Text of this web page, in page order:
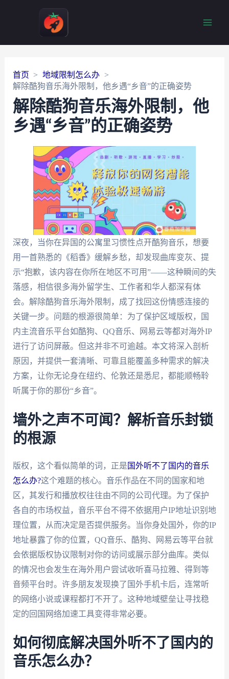
首页
地域限制怎么办
解除酷狗音乐海外限制，他乡遇“乡音”的正确姿势
解除酷狗音乐海外限制，他
乡遇“乡音”的正确姿势
深夜，当你在异国的公寓里习惯性点开酷狗音乐，想要
用一首熟悉的《稻香》缓解乡愁，却发现曲库变灰、提
示“抱歉，该内容在你所在地区不可用”——这种瞬间的失
落感，相信很多海外留学生、工作者和华人都深有体
会。解除酷狗音乐海外限制，成了找回这份情感连接的
关键一步。问题的根源很简单：为了保护区域版权，国
内主流音乐平台如酷狗、QQ音乐、网易云等都对海外IP
进行了访问屏蔽。但这并非不可逾越。本文将深入剖析
原因，并提供一套清晰、可靠且能覆盖多种需求的解决
方案，让你无论身在纽约、伦敦还是悉尼，都能顺畅聆
听属于你的那份“乡音”。
墙外之声不可闻？解析音乐封锁
的根源
版权，这个看似简单的词，正是 国外听不了国内的音乐
怎么办?这个难题的核心。音乐作品在不同的国家和地
区，其发行和播放权往往由不同的公司代理。为了保护
各自的市场权益，音乐平台不得不依据用户IP地址识别地
理位置，从而决定是否提供服务。当你身处国外，你的IP
地址暴露了你的位置，QQ音乐、酷狗、网易云等平台就
会依据版权协议限制对你的访问或展示部分曲库。类似
的情况也会发生在海外用户尝试收听喜马拉雅、得到等
音频平台时。许多朋友发现换了国外手机卡后，连常听
的网络小说或课程都打不开了。这种地域壁垒让寻找稳
定的回国网络加速工具变得非常必要。
如何彻底解决国外听不了国内的
音乐怎么办？